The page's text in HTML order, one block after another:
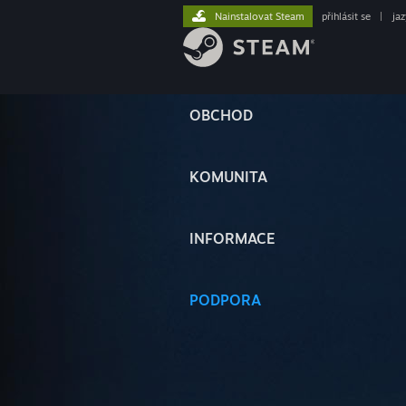
OBCHOD
KOMUNITA
INFORMACE
PODPORA
Nainstalovat Steam přihlásit se